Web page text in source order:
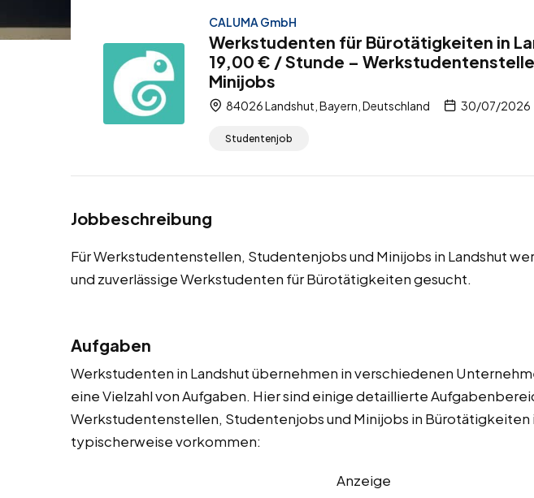
CALUMA GmbH
Werkstudenten für Bürotätigkeiten in
19,00 € / Stunde –
Minijobs
84026 Landshut, Bayern, Deutschland 30/07/2026
Studentenjob
Jobbeschreibung
Für Werkstudentenstellen, Studentenjobs und Minijobs in Landshut
und zuverlässige Werkstudenten für Bürotätigkeiten gesucht.
Aufgaben
Werkstudenten in Landshut übernehmen in verschiedenen
eine Vielzahl von Aufgaben. Hier sind einige detaillierte
Werkstudentenstellen, Studentenjobs und Minijobs in Bürotätigkeiten
typischerweise vorkommen:
Anzeige